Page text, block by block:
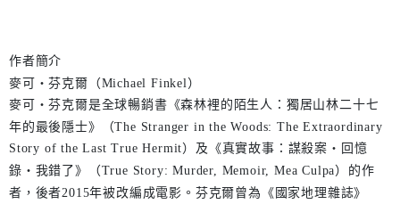
作者簡介
麥可‧芬克爾（Michael Finkel）
麥可‧芬克爾是全球暢銷書《森林裡的陌生人：獨居山林二十七
年的最後隱士》（The Stranger in the Woods: The Extraordinary
Story of the Last True Hermit）及《真實故事：謀殺案‧回憶
錄‧我錯了》（True Story: Murder, Memoir, Mea Culpa）的作
者，後者2015年被改編成電影。芬克爾曾為《國家地理雜誌》